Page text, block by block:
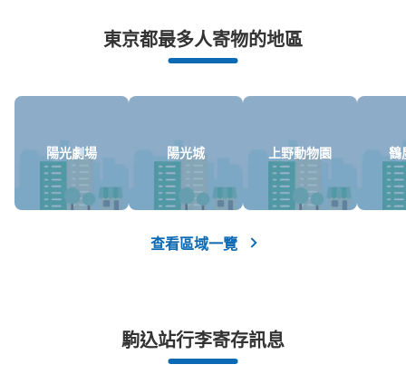
可保管的行李數
發生行李破損、被偷等狀況時安心有保障
東京都最多人寄物的地區
陽光劇場 陽光城 上野動物園 鶴
查看區域一覽
駒込站行李寄存訊息